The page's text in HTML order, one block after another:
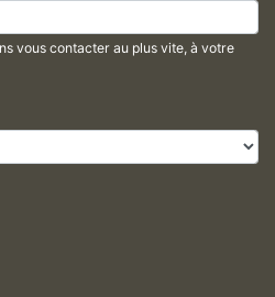
vous contacter au plus vite, à votre